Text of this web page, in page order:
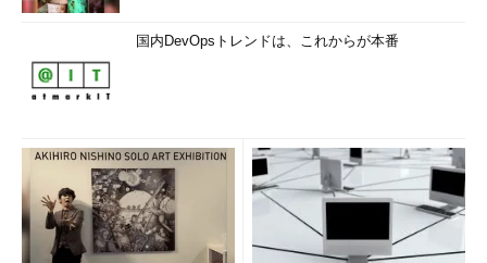
国内DevOpsトレンドは、これからが本番